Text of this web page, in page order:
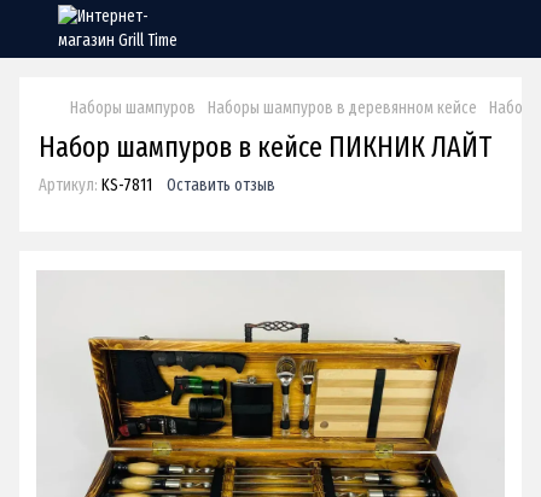
Наборы шампуров Наборы шампуров в деревянном кейсе Набор
Набор шампуров в кейсе ПИКНИК ЛАЙТ
Артикул: KS-7811 Оставить отзыв